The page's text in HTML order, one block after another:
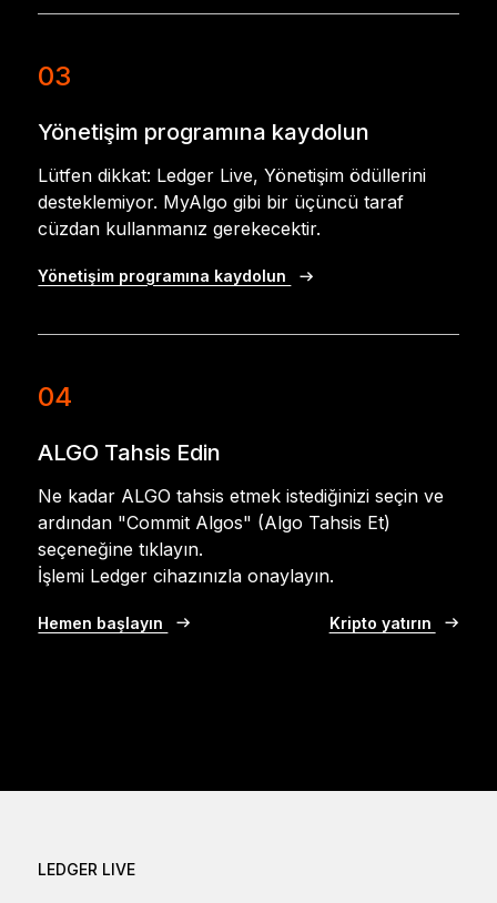
03
Yönetişim programına kaydolun
Lütfen dikkat: Ledger Live, Yönetişim ödüllerini
desteklemiyor. MyAlgo gibi bir üçüncü taraf
cüzdan kullanmanız gerekecektir.
Yönetişim programına kaydolun
04
ALGO Tahsis Edin
Ne kadar ALGO tahsis etmek istediğinizi seçin ve
ardından "Commit Algos" (Algo Tahsis Et)
seçeneğine tıklayın.
İşlemi Ledger cihazınızla onaylayın.
Hemen başlayın Kripto yatırın
LEDGER LIVE